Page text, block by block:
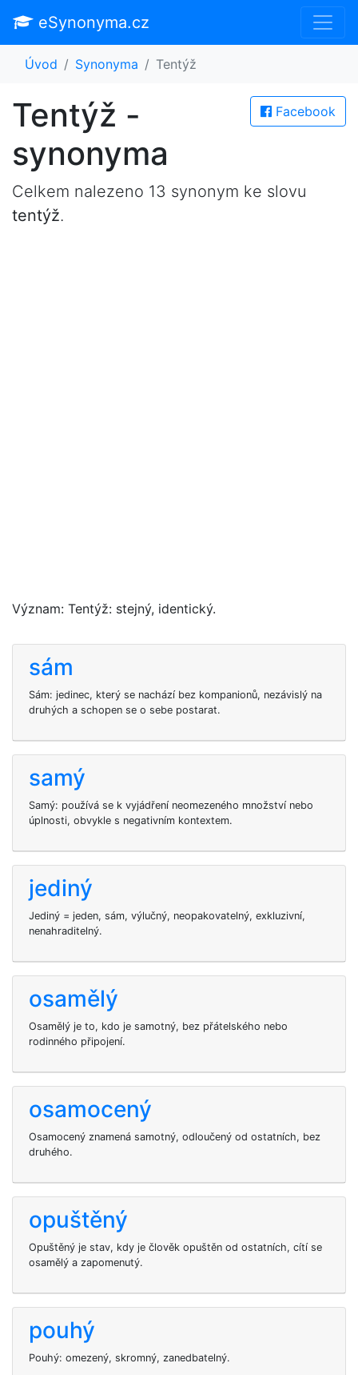
eSynonyma.cz
Úvod Synonyma Tentýž
Facebook
Tentýž -
synonyma
Celkem nalezeno 13 synonym ke slovu
tentýž.
Význam: Tentýž: stejný, identický.
sám
Sám: jedinec, který se nachází bez kompanionů, nezávislý na
druhých a schopen se o sebe postarat.
samý
Samý: používá se k vyjádření neomezeného množství nebo
úplnosti, obvykle s negativním kontextem.
jediný
Jediný = jeden, sám, výlučný, neopakovatelný, exkluzivní,
nenahraditelný.
osamělý
Osamělý je to, kdo je samotný, bez přátelského nebo
rodinného připojení.
osamocený
Osamocený znamená samotný, odloučený od ostatních, bez
druhého.
opuštěný
Opuštěný je stav, kdy je člověk opuštěn od ostatních, cítí se
osamělý a zapomenutý.
pouhý
Pouhý: omezený, skromný, zanedbatelný.